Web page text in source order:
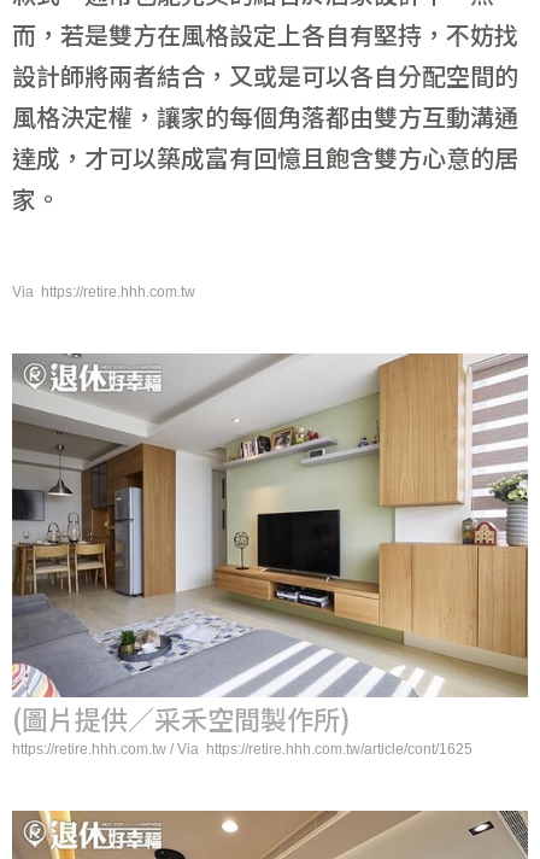
而，若是雙方在風格設定上各自有堅持，不妨找
設計師將兩者結合，又或是可以各自分配空間的
風格決定權，讓家的每個角落都由雙方互動溝通
達成，才可以築成富有回憶且飽含雙方心意的居
家。
Via https://retire.hhh.com.tw
(圖片提供／采禾空間製作所)
https://retire.hhh.com.tw / Via https://retire.hhh.com.tw/article/cont/1625